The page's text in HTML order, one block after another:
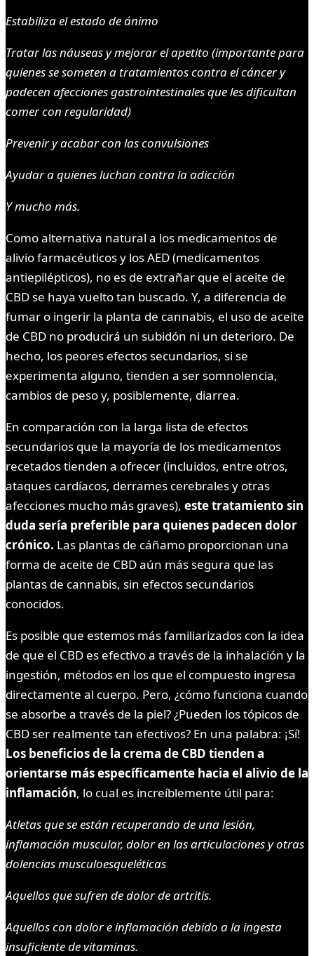
Estabiliza el estado de ánimo
Tratar las náuseas y mejorar el apetito (importante para
quienes se someten a tratamientos contra el cáncer y
padecen afecciones gastrointestinales que les dificultan
comer con regularidad)
Prevenir y acabar con las convulsiones
Ayudar a quienes luchan contra la adicción
Y mucho más.
Como alternativa natural a los medicamentos de
alivio farmacéuticos y los AED (medicamentos
antiepilépticos), no es de extrañar que el aceite de
CBD se haya vuelto tan buscado. Y, a diferencia de
fumar o ingerir la planta de cannabis, el uso de aceite
de CBD no producirá un subidón ni un deterioro. De
hecho, los peores efectos secundarios, si se
experimenta alguno, tienden a ser somnolencia,
cambios de peso y, posiblemente, diarrea.
En comparación con la larga lista de efectos
secundarios que la mayoría de los medicamentos
recetados tienden a ofrecer (incluidos, entre otros,
ataques cardíacos, derrames cerebrales y otras
afecciones mucho más graves), este tratamiento sin
duda sería preferible para quienes padecen dolor
crónico. Las plantas de cáñamo proporcionan una
forma de aceite de CBD aún más segura que las
plantas de cannabis, sin efectos secundarios
conocidos.
Es posible que estemos más familiarizados con la idea
de que el CBD es efectivo a través de la inhalación y la
ingestión, métodos en los que el compuesto ingresa
directamente al cuerpo. Pero, ¿cómo funciona cuando
se absorbe a través de la piel? ¿Pueden los tópicos de
CBD ser realmente tan efectivos? En una palabra: ¡Sí!
Los beneficios de la crema de CBD tienden a
orientarse más específicamente hacia el alivio de la
inflamación, lo cual es increíblemente útil para:
Atletas que se están recuperando de una lesión,
inflamación muscular, dolor en las articulaciones y otras
dolencias musculoesqueléticas
Aquellos que sufren de dolor de artritis.
Aquellos con dolor e inflamación debido a la ingesta
insuficiente de vitaminas.